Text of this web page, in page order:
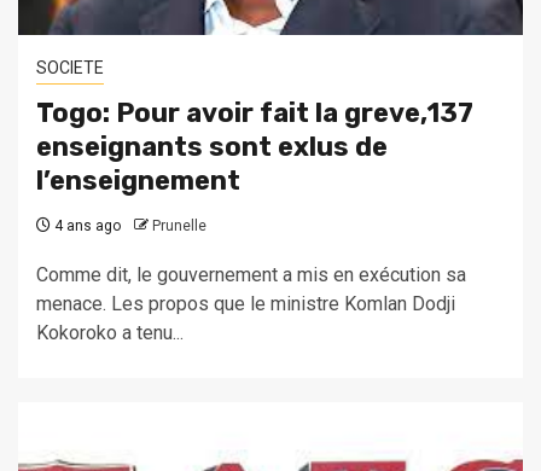
SOCIETE
Togo: Pour avoir fait la greve,137
enseignants sont exlus de
l’enseignement
4 ans ago Prunelle
Comme dit, le gouvernement a mis en exécution sa
menace. Les propos que le ministre Komlan Dodji
Kokoroko a tenu...